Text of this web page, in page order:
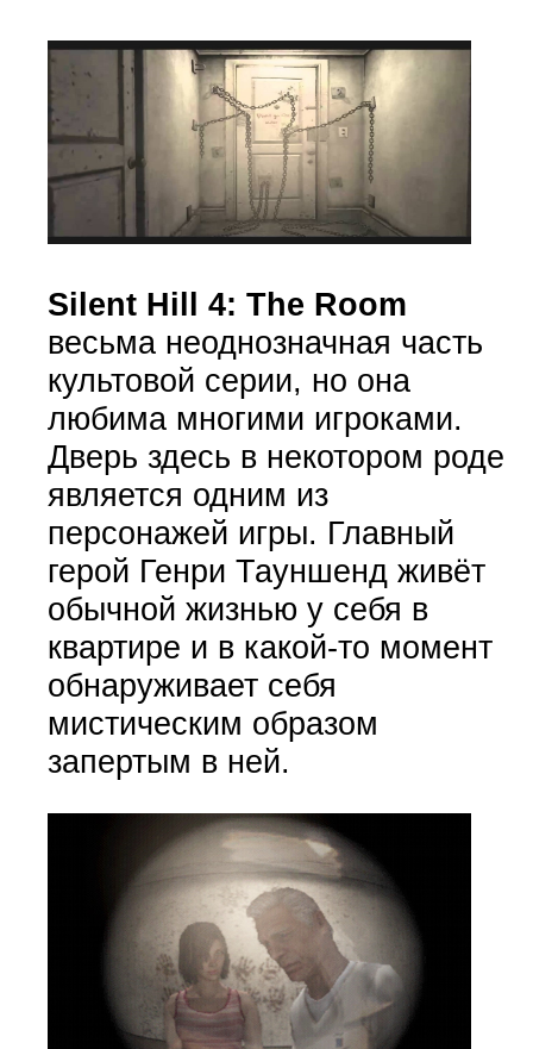
Silent Hill 4: The Room
весьма неоднозначная часть
культовой серии, но она
любима многими игроками.
Дверь здесь в некотором роде
является одним из
персонажей игры. Главный
герой Генри Тауншенд живёт
обычной жизнью у себя в
квартире и в какой-то момент
обнаруживает себя
мистическим образом
запертым в ней.